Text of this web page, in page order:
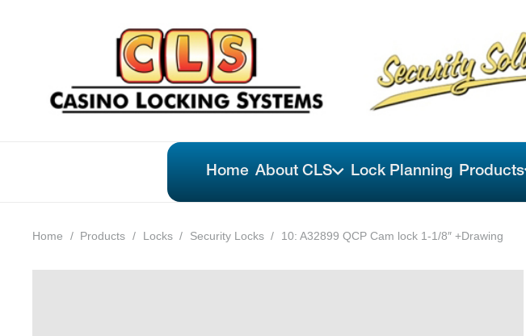
Home About CLS Lock Planning Products
Home / Products / Locks / Security Locks / 10: A32899 QCP Cam lock 1-1/8″ +Drawing